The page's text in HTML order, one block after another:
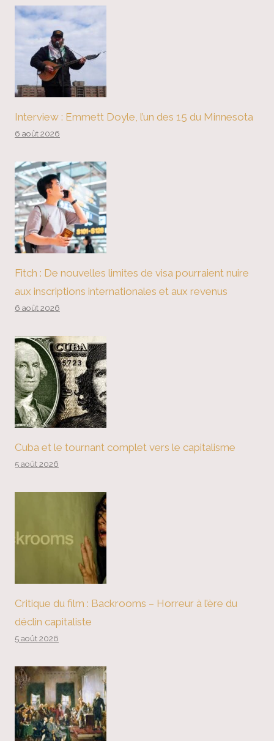
Interview : Emmett Doyle, l’un des 15 du Minnesota
6 août 2026
Fitch : De nouvelles limites de visa pourraient nuire
aux inscriptions internationales et aux revenus
6 août 2026
Cuba et le tournant complet vers le capitalisme
5 août 2026
Critique du film : Backrooms – Horreur à l’ère du
déclin capitaliste
5 août 2026